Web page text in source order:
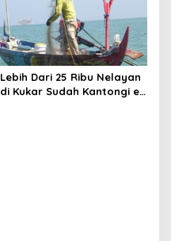
Lebih Dari 25 Ribu Nelayan
di Kukar Sudah Kantongi e-